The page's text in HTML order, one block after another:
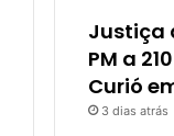
Justiça
PM a
Curió
3 dias atrás